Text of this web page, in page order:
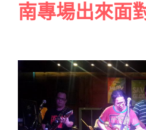
南專場出來面